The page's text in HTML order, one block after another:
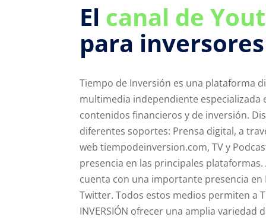
El canal de
para inversores
Tiempo de Inversión es una plataforma
multimedia independiente especializada
contenidos financieros y de inversión.
diferentes soportes: Prensa digital, a
web tiempodeinversion.com, TV y
presencia en las principales plataformas.
cuenta con una importante presencia en
Twitter. Todos estos medios permiten a
INVERSIÓN ofrecer una amplia variedad